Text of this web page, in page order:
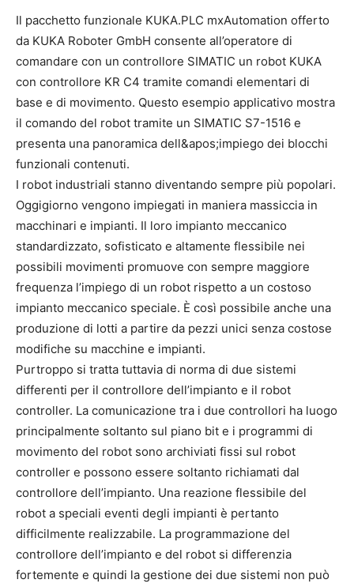
Il pacchetto funzionale KUKA.PLC mxAutomation offerto
da KUKA Roboter GmbH consente all’operatore di
comandare con un controllore SIMATIC un robot KUKA
con controllore KR C4 tramite comandi elementari di
base e di movimento. Questo esempio applicativo mostra
il comando del robot tramite un SIMATIC S7-1516 e
presenta una panoramica dell&apos;impiego dei blocchi
funzionali contenuti.
I robot industriali stanno diventando sempre più popolari.
Oggigiorno vengono impiegati in maniera massiccia in
macchinari e impianti. Il loro impianto meccanico
standardizzato, sofisticato e altamente flessibile nei
possibili movimenti promuove con sempre maggiore
frequenza l’impiego di un robot rispetto a un costoso
impianto meccanico speciale. È così possibile anche una
produzione di lotti a partire da pezzi unici senza costose
modifiche su macchine e impianti.
Purtroppo si tratta tuttavia di norma di due sistemi
differenti per il controllore dell’impianto e il robot
controller. La comunicazione tra i due controllori ha luogo
principalmente soltanto sul piano bit e i programmi di
movimento del robot sono archiviati fissi sul robot
controller e possono essere soltanto richiamati dal
controllore dell’impianto. Una reazione flessibile del
robot a speciali eventi degli impianti è pertanto
difficilmente realizzabile. La programmazione del
controllore dell’impianto e del robot si differenzia
fortemente e quindi la gestione dei due sistemi non può